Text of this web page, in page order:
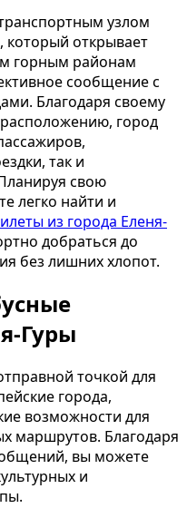
узлом
который открывает
горным районам
сообщение с
Благодаря своему
город
так и
свою
легко найти и
из города Еленя-
добраться до
без лишних хлопот.
Гуры
точкой для
города,
возможности для
маршрутов. Благодаря
вы можете
и